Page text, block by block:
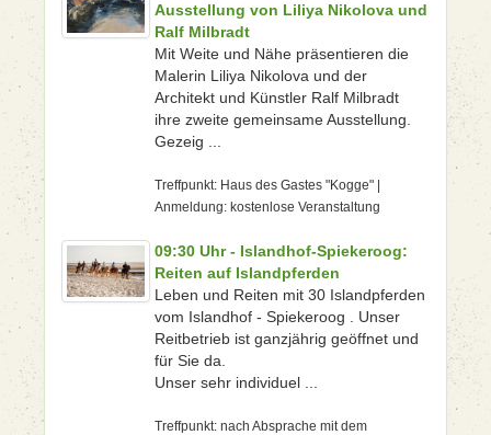
Ausstellung von Liliya Nikolova und
Ralf Milbradt
Mit Weite und Nähe präsentieren die
Malerin Liliya Nikolova und der
Architekt und Künstler Ralf Milbradt
ihre zweite gemeinsame Ausstellung.
Gezeig ...
Treffpunkt: Haus des Gastes "Kogge" |
Anmeldung: kostenlose Veranstaltung
09:30 Uhr - Islandhof-Spiekeroog:
Reiten auf Islandpferden
Leben und Reiten mit 30 Islandpferden
vom Islandhof - Spiekeroog . Unser
Reitbetrieb ist ganzjährig geöffnet und
für Sie da.
Unser sehr individuel ...
Treffpunkt: nach Absprache mit dem